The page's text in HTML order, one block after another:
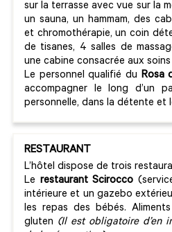
sur la terrasse avec vue sur la
un sauna, un hammam, des
et chromothérapie, un coin
de tisanes, 4 salles de
une cabine consacrée aux
Le personnel qualifié du Rosa
accompagner le long d’un
personnelle, dans la détente et
RESTAURANT
L’hôtel dispose de trois
Le restaurant Scirocco
intérieure et un gazebo
les repas des bébés.
gluten (Il est obligatoire d’en